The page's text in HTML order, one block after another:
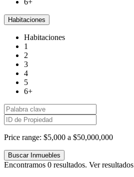
6+
Habitaciones
Habitaciones
1
2
3
4
5
6+
Price range: $5,000 a $50,000,000
Encontramos 0 resultados. Ver resultados